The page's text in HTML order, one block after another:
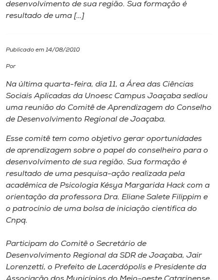
I.nova
Cultura
CPA
Biblioteca
Editora
Rádio
Museu
Unoesc
Store
desenvolvimento de sua região. Sua formação é
resultado de uma […]
Publicado em 14/08/2010
Por
Na última quarta-feira, dia 11, a Área das Ciências
Sociais Aplicadas da Unoesc Campus Joaçaba sediou
uma reunião do Comitê de Aprendizagem do Conselho
de Desenvolvimento Regional de Joaçaba.
Esse comitê tem como objetivo gerar oportunidades
de aprendizagem sobre o papel do conselheiro para o
desenvolvimento de sua região. Sua formação é
resultado de uma pesquisa-ação realizada pela
acadêmica de Psicologia Késya Margarida Hack com a
orientação da professora Dra. Eliane Salete Filippim e
o patrocínio de uma bolsa de iniciação científica do
Cnpq.
Participam do Comitê o Secretário de
Desenvolvimento Regional da SDR de Joaçaba, Jair
Lorenzetti, o Prefeito de Lacerdópolis e Presidente da